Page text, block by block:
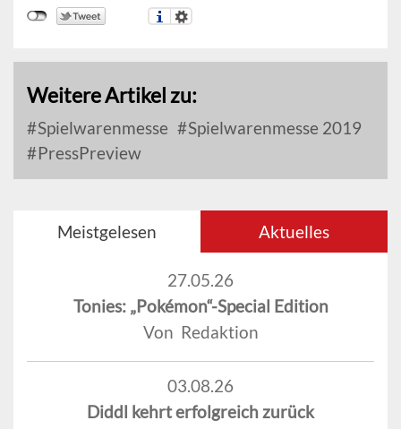
Weitere Artikel zu:
Spielwarenmesse
Spielwarenmesse 2019
PressPreview
Meistgelesen Aktuelles
27.05.26
Tonies: „Pokémon“-Special Edition
Von Redaktion
03.08.26
Diddl kehrt erfolgreich zurück